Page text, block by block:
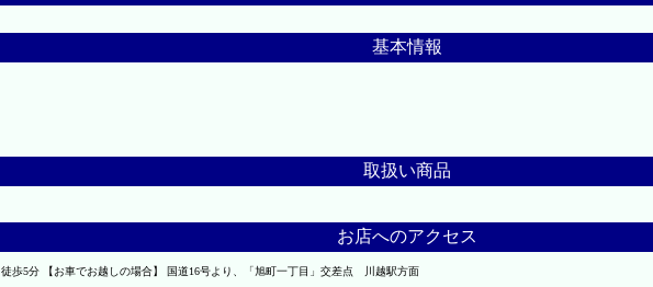
基本情報
取扱い商品
お店へのアクセス
歩5分 【お車でお越しの場合】 国道16号より、「旭町一丁目」交差点 川越駅方面